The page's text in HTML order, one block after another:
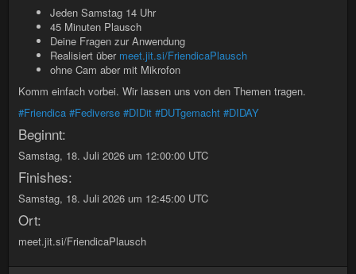
Jeden Samstag 14 Uhr
45 Minuten Plausch
Deine Fragen zur Anwendung
Realisiert über meet.jit.si/FriendicaPlausch
ohne Cam aber mit Mikrofon
Komm einfach vorbei. Wir lassen uns von den Themen tragen.
#Friendica #Fediverse #DIDit #DUTgemacht #DIDAY
Beginnt:
Samstag, 18. Juli 2026 um 12:00:00 UTC
Finishes:
Samstag, 18. Juli 2026 um 12:45:00 UTC
Ort:
meet.jit.si/FriendicaPlausch